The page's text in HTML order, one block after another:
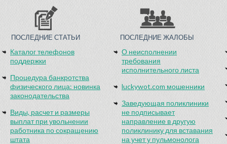
ПОСЛЕДНИЕ СТАТЬИ
Каталог телефонов
поддержки
Процедура банкротства
физического лица: новинка
законодательства
Виды, расчет и размеры
выплат при увольнении
работника по сокращению
штата
ПОСЛЕДНИЕ ЖАЛОБЫ
О неисполнении
требования
исполнительного листа
luckywot.com мошенники
Заведующая поликлиники
не подписывает
направление в другую
поликлинику для вставания
на учет у пульмонолога